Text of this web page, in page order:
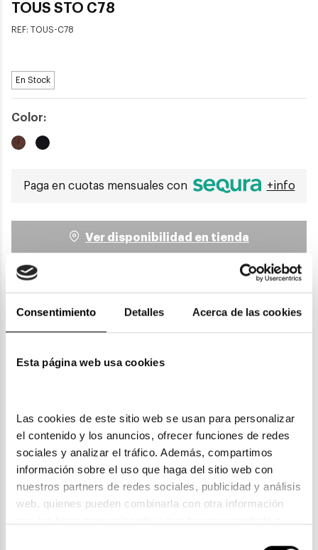
Consentimiento Detalles Acerca de las cookies
Esta página web usa cookies
Las cookies de este sitio web se usan para personalizar
el contenido y los anuncios, ofrecer funciones de redes
sociales y analizar el tráfico. Además, compartimos
información sobre el uso que haga del sitio web con
nuestros partners de redes sociales, publicidad y análisis
web, quienes pueden combinarla con otra información
TOUS STO C78
REF: TOUS-C78
En Stock
Color:
Paga en cuotas mensuales con +info
Ver disponibilidad en tienda
Detalles
Envíos
Devoluciones